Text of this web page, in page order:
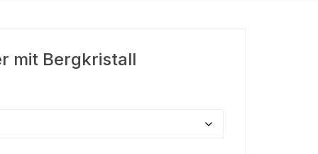
mit Bergkristall